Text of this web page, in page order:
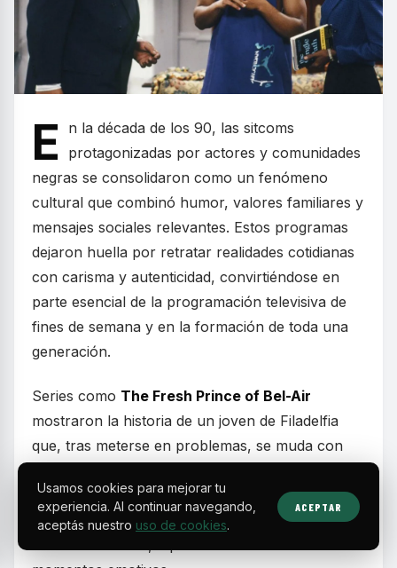
E
n la década de los 90, las sitcoms
protagonizadas por actores y comunidades
negras se consolidaron como un fenómeno
cultural que combinó humor, valores familiares y
mensajes sociales relevantes. Estos programas
dejaron huella por retratar realidades cotidianas
con carisma y autenticidad, convirtiéndose en
parte esencial de la programación televisiva de
fines de semana y en la formación de toda una
generación.
Series como The Fresh Prince of Bel-Air
mostraron la historia de un joven de Filadelfia
que, tras meterse en problemas, se muda con
humor, el programa abordó temas complejos
como la identidad racial y las diferencias
Usamos cookies para mejorar tu
experiencia. Al continuar navegando,
aceptás nuestro uso de cookies.
ACEPTAR